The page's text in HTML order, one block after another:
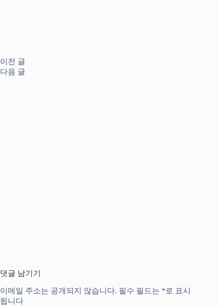
이전 글
다음 글
댓글 남기기
이메일 주소는 공개되지 않습니다. 필수 필드는 * 로 표시
됩니다